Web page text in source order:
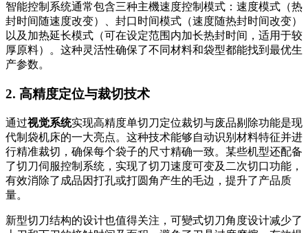
智能控制系统通常包含三种主機速度控制模式：速度模式（热
封时间随速度改变）、封口时间模式（速度随热封时间改变）
以及加热延长模式（可在设定范围内加长热封时间，适用于较
厚原料）。这种灵活性确保了不同材料和袋型都能找到最优生
产参数。
2. 高精度定位与裁切技术
通过视觉系统实现高精度单切刀定位裁切与废品剔除功能是现
代制袋机床的一大亮点。这种技术能够自动识别材料特征并进
行精准裁切，确保每个袋子的尺寸精确一致。某些机型还配备
了切刀伺服控制系统，实现了切刀速度可变及二次切口功能，
有效消除了成品因打孔或打圆角产生的毛边，提升了产品质
量。
新型切刀结构的设计也值得关注，可變式切刀角度设计减少了